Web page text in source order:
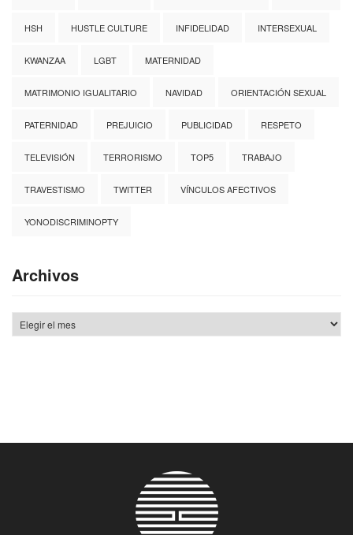
HSH HUSTLE CULTURE INFIDELIDAD INTERSEXUAL
KWANZAA LGBT MATERNIDAD
MATRIMONIO IGUALITARIO NAVIDAD ORIENTACIÓN SEXUAL
PATERNIDAD PREJUICIO PUBLICIDAD RESPETO
TELEVISIÓN TERRORISMO TOP5 TRABAJO
TRAVESTISMO TWITTER VÍNCULOS AFECTIVOS
YONODISCRIMINOPTY
Archivos
Archivos